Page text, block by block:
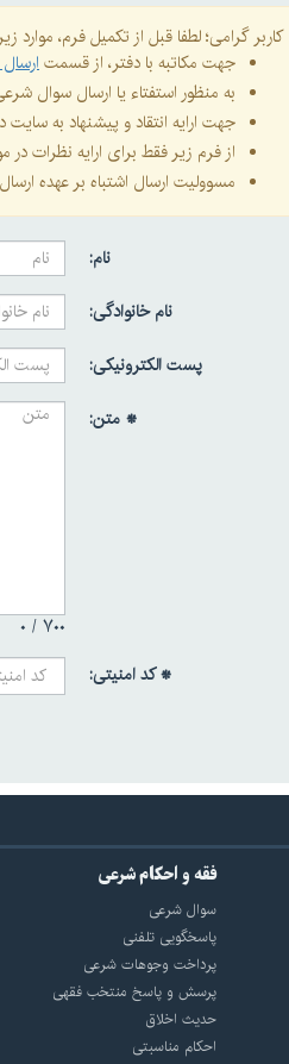
کاربر گرامی؛ لطفا قبل از تکمیل فرم، موارد
جهت مکاتبه با دفتر، از قسمتارسال
به منظور استفتاء یا ارسال سوال
جهت ارایه انتقاد و پیشنهاد به
از فرم زیر فقط برای ارایه نظرات
مسوولیت ارسال اشتباه بر عهده
نام:
نام خانوادگی:
پست الکترونیکی:
* متن:
۷۰۰ /
۰
* کد امنیتی:
فقه و احکام شرعی
سوال شرعی
پاسخگویی تلفنی
پرداخت وجوهات شرعی
پرسش و پاسخ منتخب فقهی
حدیث اخلاق
احکام مناسبتی